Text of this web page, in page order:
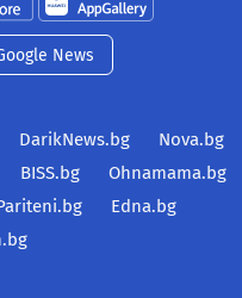
News
DarikNews.bg
Nova.bg
BISS.bg
Ohnamama.bg
Edna.bg